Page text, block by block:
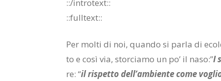
::/in­tro­text::
::full­text::
Per mol­ti di noi, quan­do si par­la di
to e così via, stor­cia­mo un po’ il naso:”I
re: “il ri­spet­to del­l’am­bien­te come